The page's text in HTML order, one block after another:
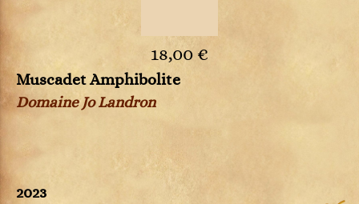
18,00 €
Muscadet Amphibolite
Domaine Jo Landron
2023